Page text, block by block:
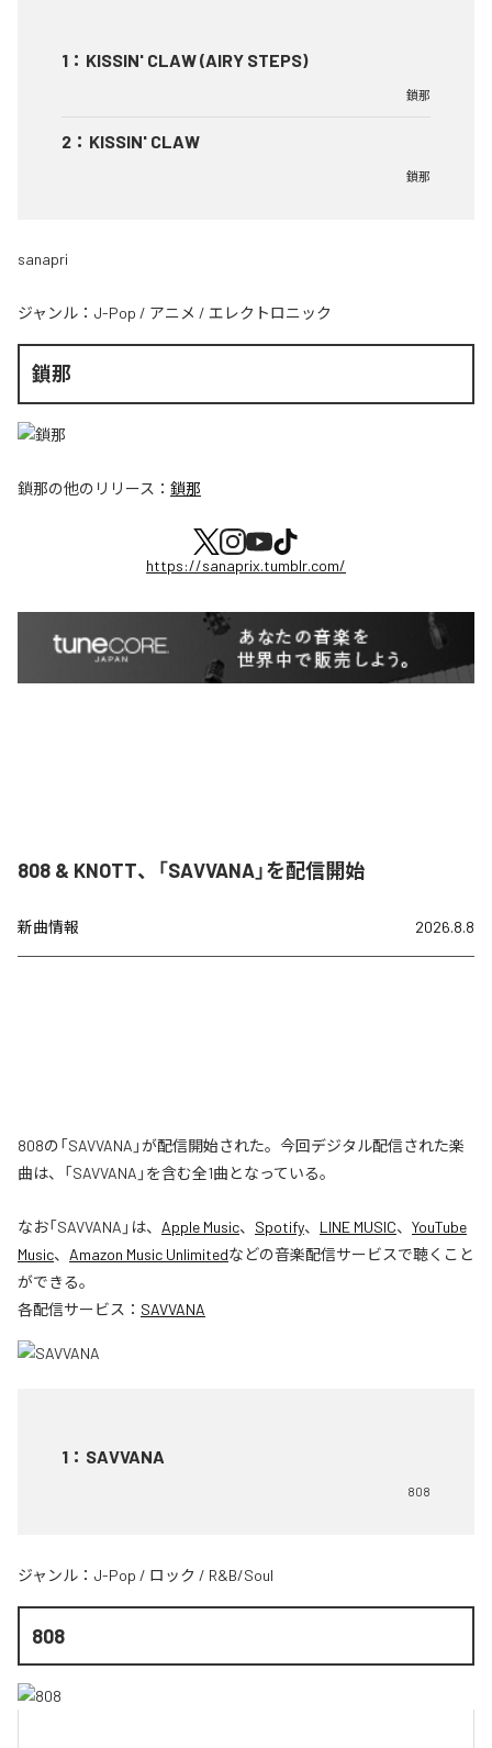
1 ： KISSIN' CLAW (AIRY STEPS)
鎖那
2 ： KISSIN' CLAW
鎖那
sanapri
ジャンル： J-Pop / アニメ / エレクトロニック
鎖那
鎖那の他のリリース： 鎖那
https://sanaprix.tumblr.com/
808 & KNOTT、「SAVVANA」を配信開始
新曲情報 2026.8.8
808の「SAVVANA」が配信開始された。今回デジタル配信された楽
曲は、「SAVVANA」を含む全1曲となっている。
なお「SAVVANA 」は、 Apple Music、 Spotify、 LINE MUSIC、 YouTube
Music、 Amazon Music Unlimitedなどの音楽配信サービスで聴くこと
ができる。
各配信サービス： SAVVANA
1 ： SAVVANA
808
ジャンル： J-Pop / ロック / R&B/Soul
808